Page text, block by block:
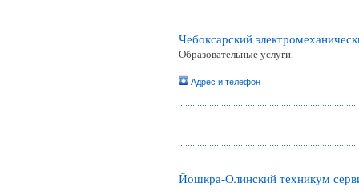
Чебоксарский
Образовательные услуги.
Адрес и телефон
Йошкра-Олинский техникум